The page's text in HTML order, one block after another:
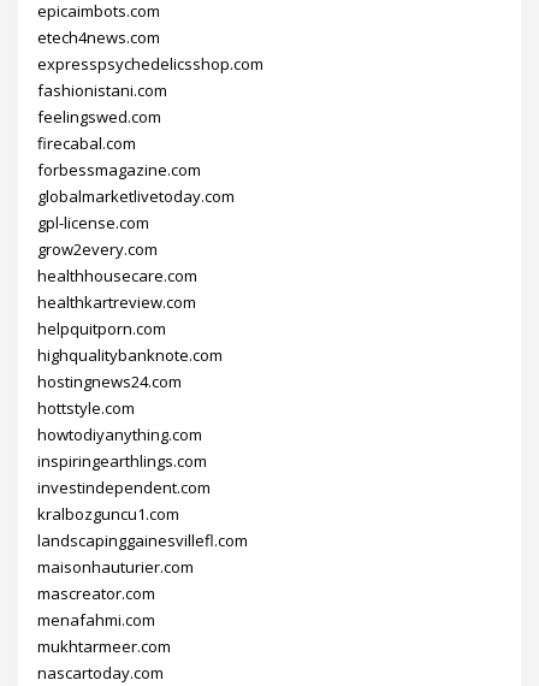
epicaimbots.com
etech4news.com
expresspsychedelicsshop.com
fashionistani.com
feelingswed.com
firecabal.com
forbessmagazine.com
globalmarketlivetoday.com
gpl-license.com
grow2every.com
healthhousecare.com
healthkartreview.com
helpquitporn.com
highqualitybanknote.com
hostingnews24.com
hottstyle.com
howtodiyanything.com
inspiringearthlings.com
investindependent.com
kralbozguncu1.com
landscapinggainesvillefl.com
maisonhauturier.com
mascreator.com
menafahmi.com
mukhtarmeer.com
nascartoday.com